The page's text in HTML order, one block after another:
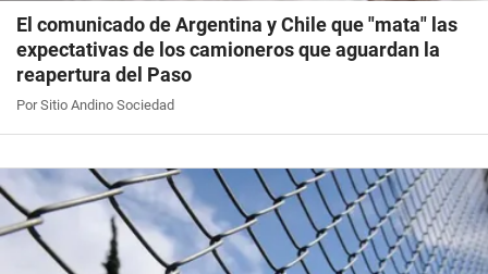
El comunicado de Argentina y Chile que "mata" las
expectativas de los camioneros que aguardan la
reapertura del Paso
Por Sitio Andino Sociedad